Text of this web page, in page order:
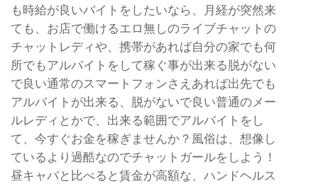
も時給が良いバイトをしたいなら、月経が突然来
ても、お店で働けるエロ無しのライブチャットの
チャットレディや、携帯があれば自分の家でも何
所でもアルバイトをして稼ぐ事が出来る脱がない
で良い通常のスマートフォンさえあれば出先でも
アルバイトが出来る、脱がないで良い普通のメー
ルレディとかで、出来る範囲でアルバイトをし
て、今すぐお金を稼ぎませんか？風俗は、想像し
ているより過酷なのでチャットガールをしよう！
昼キャバと比べると賃金が高額な、ハンドヘルス